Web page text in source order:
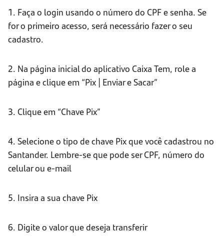
1. Faça o login usando o número do CPF e senha. Se
for o primeiro acesso, será necessário fazer o seu
cadastro.
2. Na página inicial do aplicativo Caixa Tem, role a
página e clique em “Pix | Enviar e Sacar”
3. Clique em “Chave Pix”
4. Selecione o tipo de chave Pix que você cadastrou no
Santander. Lembre-se que pode ser CPF, número do
celular ou e-mail
5. Insira a sua chave Pix
6. Digite o valor que deseja transferir